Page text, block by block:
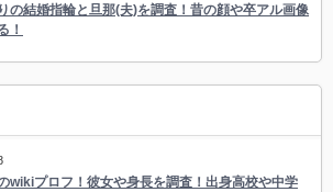
の結婚指輪と旦那(夫)を調査！昔の顔や卒アル画像
！
wikiプロフ！彼女や身長を調査！出身高校や中学